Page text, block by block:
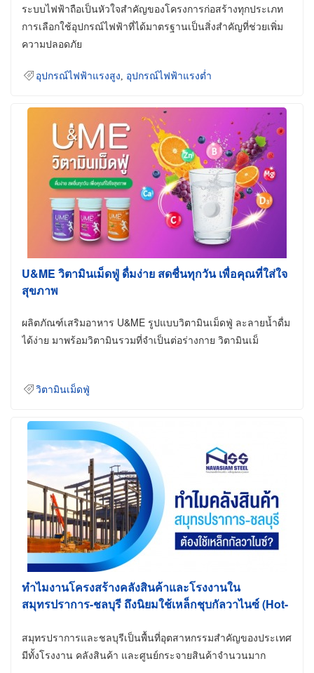
ระบบไฟฟ้าถือเป็นหัวใจสำคัญของโครงการก่อสร้างทุกประเภท
การเลือกใช้อุปกรณ์ไฟฟ้าที่ได้มาตรฐานเป็นสิ่งสำคัญที่ช่วยเพิ่ม
ความปลอดภัย
อุปกรณ์ไฟฟ้าแรงสูง อุปกรณ์ไฟฟ้าแรงต่ำ
U&ME วิตามินเม็ดฟู่ ดื่มง่าย สดชื่นทุกวัน เพื่อคุณที่ใส่ใจ
สุขภาพ
ผลิตภัณฑ์เสริมอาหาร U&ME รูปแบบวิตามินเม็ดฟู่ ละลายน้ำดื่ม
ได้ง่าย มาพร้อมวิตามินรวมที่จำเป็นต่อร่างกาย วิตามินเม็
วิตามินเม็ดฟู่
ทำไมงานโครงสร้างคลังสินค้าและโรงงานใน
สมุทรปราการ-ชลบุรี ถึงนิยมใช้เหล็กชุบกัลวาไนซ์ (Hot-
สมุทรปราการและชลบุรีเป็นพื้นที่อุตสาหกรรมสำคัญของประเทศ
มีทั้งโรงงาน คลังสินค้า และศูนย์กระจายสินค้าจำนวนมาก